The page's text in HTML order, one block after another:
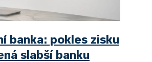
banka: pokles zisku
slabší banku